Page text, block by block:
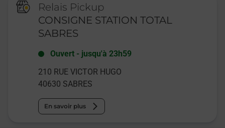
Relais Pickup
CONSIGNE STATION TOTAL
SABRES
Ouvert - jusqu'à 23h59
210 RUE VICTOR HUGO
40630 SABRES
En savoir plus